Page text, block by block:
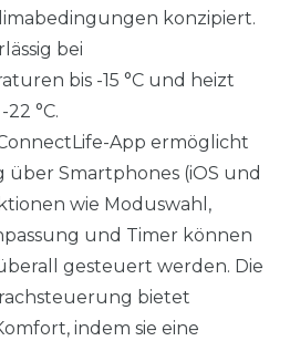
konzipiert.
bei
bis -15 °C und heizt
°C.
App ermöglicht
Smartphones (iOS und
wie Moduswahl,
und Timer können
gesteuert werden. Die
bietet
indem sie eine